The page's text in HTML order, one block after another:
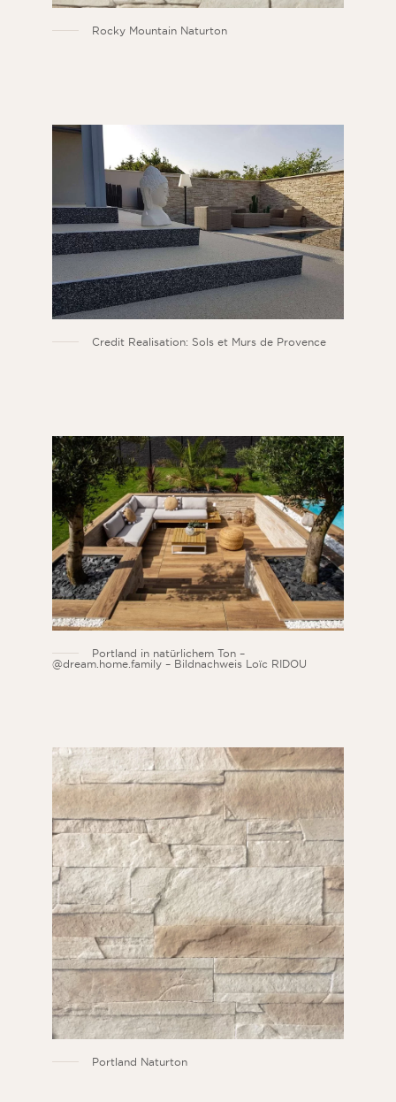
Rocky Mountain Naturton
Credit Realisation: Sols et Murs de Provence
Portland in natürlichem Ton –
@dream.home.family – Bildnachweis Loïc RIDOU
Portland Naturton